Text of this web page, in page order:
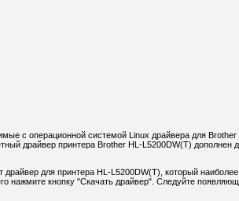
с операционной системой Linux драйвера для
драйвер принтера Brother HL-L5200DW(T) дополнен
драйвер для принтера HL-L5200DW(T), который
нажмите кнопку "Скачать драйвер". Следуйте